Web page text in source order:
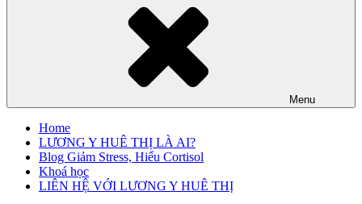
Menu
Home
LƯƠNG Y HUÊ THỊ LÀ AI?
Blog Giảm Stress, Hiểu Cortisol
Khoá học
LIÊN HỆ VỚI LƯƠNG Y HUÊ THỊ